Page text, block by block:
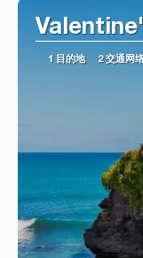
1 目的地 2 交通网